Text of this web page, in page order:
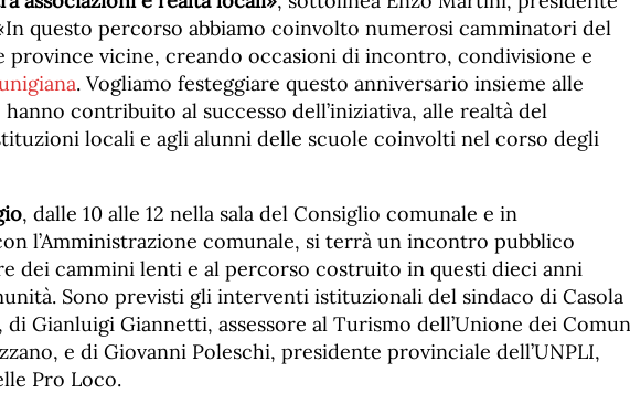
questo percorso abbiamo coinvolto numerosi camminatori del
vicine, creando occasioni di incontro, condivisione e
. Vogliamo festeggiare questo anniversario insieme alle
hanno contribuito al successo dell’iniziativa, alle realtà del
locali e agli alunni delle scuole coinvolti nel corso degli
, dalle 10 alle 12 nella sala del Consiglio comunale e in
l’Amministrazione comunale, si terrà un incontro pubblico
dei cammini lenti e al percorso costruito in questi dieci anni
Sono previsti gli interventi istituzionali del sindaco di Casola
Gianluigi Giannetti, assessore al Turismo dell’Unione dei
e di Giovanni Poleschi, presidente provinciale dell’UNPLI,
Pro Loco.